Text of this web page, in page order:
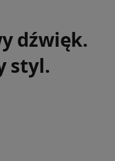
dźwięk.
styl.